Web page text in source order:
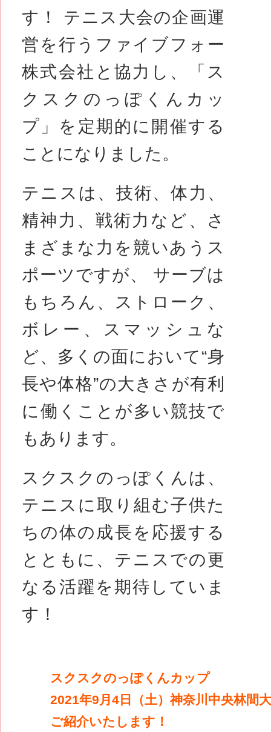
す！ テニス大会の企画運
営を行うファイブフォー
株式会社と協力し、「ス
クスクのっぽくんカッ
プ」を定期的に開催する
ことになりました。
テニスは、技術、体力、
精神力、戦術力など、さ
まざまな力を競いあうス
ポーツですが、 サーブは
もちろん、ストローク、
ボレー、スマッシュな
ど、多くの面において“身
長や体格”の大きさが有利
に働くことが多い競技で
もあります。
スクスクのっぽくんは、
テニスに取り組む子供た
ちの体の成長を応援する
とともに、テニスでの更
なる活躍を期待していま
す！
スクスクのっぽくんカップ
2021年9月4日（土）神奈川中央林間
ご紹介いたします！